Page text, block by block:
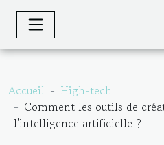
Accueil
High-tech
Comment les outils de
l'intelligence artificielle ?